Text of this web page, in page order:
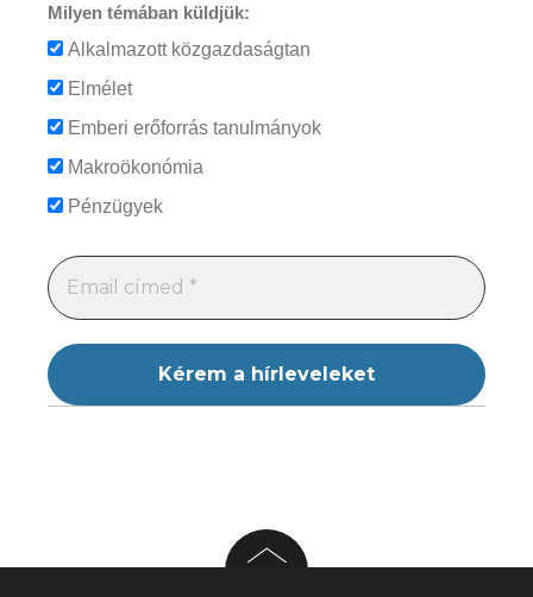
Milyen témában küldjük:
Alkalmazott közgazdaságtan
Elmélet
Emberi erőforrás tanulmányok
Makroökonómia
Pénzügyek